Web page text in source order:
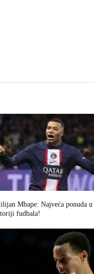
Mbape: Najveća ponuda u
fudbala!